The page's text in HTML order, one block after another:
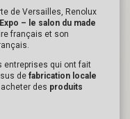
de Versailles, Renolux
– le salon du made
français et son
entreprises qui ont fait
de fabrication locale
des produits